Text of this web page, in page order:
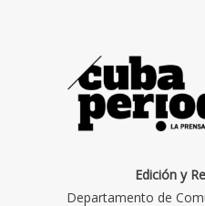
Edición y
Departamento de